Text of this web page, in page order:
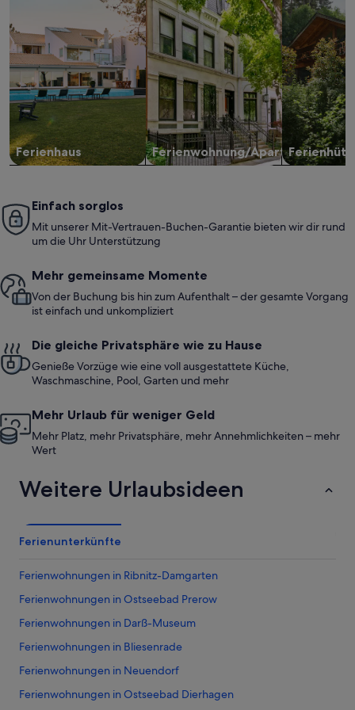
Ferienhaus Ferienwohnung/Apartment
Einfach sorglos
Mit unserer Mit-Vertrauen-Buchen-Garantie bieten wir dir rund
um die Uhr Unterstützung
Mehr gemeinsame Momente
Von der Buchung bis hin zum Aufenthalt – der gesamte Vorgang
ist einfach und unkompliziert
Die gleiche Privatsphäre wie zu Hause
Genieße Vorzüge wie eine voll ausgestattete Küche,
Waschmaschine, Pool, Garten und mehr
Mehr Urlaub für weniger Geld
Mehr Platz, mehr Privatsphäre, mehr Annehmlichkeiten – mehr
Wert
Weitere Urlaubsideen
Ferienunterkünfte
Ferienwohnungen in Ribnitz-Damgarten
Ferienwohnungen in Ostseebad Prerow
Ferienwohnungen in Darß-Museum
Ferienwohnungen in Bliesenrade
Ferienwohnungen in Neuendorf
Ferienwohnungen in Ostseebad Dierhagen